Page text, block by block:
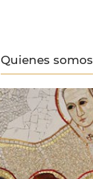
Quienes somos